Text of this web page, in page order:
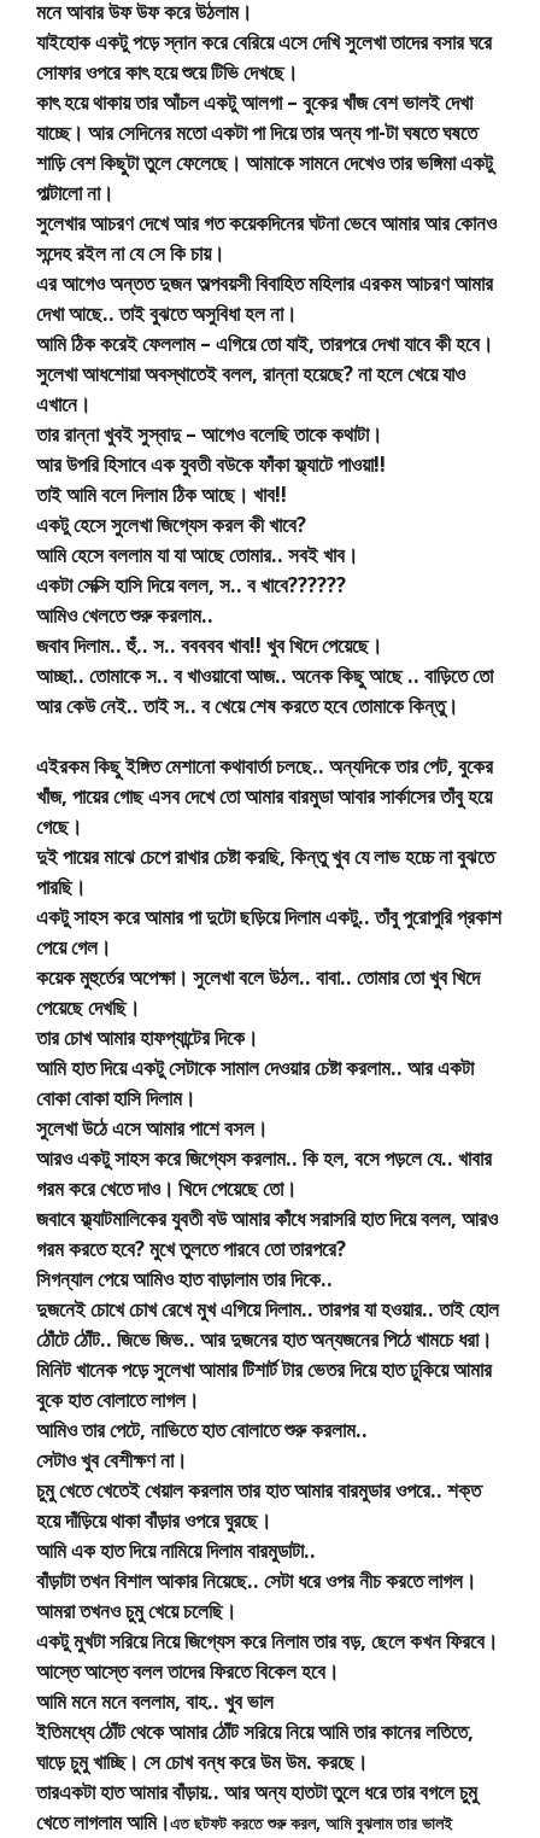
মনে আবার উফ উফ করে উঠলাম।
যাইহোক একটু পড়ে স্নান করে বেরিয়ে এসে দেখি সুলেখা তাদের বসার ঘরে
সোফার ওপরে কাৎ হয়ে শুয়ে টিভি দেখছে।
কাৎ হয়ে থাকায় তার আঁচল একটু আলগা – বুকের খাঁজ বেশ ভালই দেখা
যাচ্ছে। আর সেদিনের মতো একটা পা দিয়ে তার অন্য পা-টা ঘষতে ঘষতে
শাড়ি বেশ কিছুটা তুলে ফেলেছে। আমাকে সামনে দেখেও তার ভঙ্গিমা একটু
পাল্টালো না।
সুলেখার আচরণ দেখে আর গত কয়েকদিনের ঘটনা ভেবে আমার আর কোনও
সন্দেহ রইল না যে সে কি চায়।
এর আগেও অন্তত দুজন অল্পবয়সী বিবাহিত মহিলার এরকম আচরণ আমার
দেখা আছে.. তাই বুঝতে অসুবিধা হল না।
আমি ঠিক করেই ফেললাম – এগিয়ে তো যাই, তারপরে দেখা যাবে কী হবে।
সুলেখা আধশোয়া অবস্থাতেই বলল, রান্না হয়েছে? না হলে খেয়ে যাও
এখানে।
তার রান্না খুবই সুস্বাদু – আগেও বলেছি তাকে কথাটা।
আর উপরি হিসাবে এক যুবতী বউকে ফাঁকা ফ্ল্যাটে পাওয়া!!
তাই আমি বলে দিলাম ঠিক আছে। খাব!!
একটু হেসে সুলেখা জিগ্যেস করল কী খাবে?
আমি হেসে বললাম যা যা আছে তোমার.. সবই খাব।
একটা সেক্সি হাসি দিয়ে বলল, স.. ব খাবে??????
আমিও খেলতে শুরু করলাম..
জবাব দিলাম.. হুঁ.. স.. ববববব খাব!! খুব খিদে পেয়েছে।
আচ্ছা.. তোমাকে স.. ব খাওয়াবো আজ.. অনেক কিছু আছে .. বাড়িতে তো
আর কেউ নেই.. তাই স.. ব খেয়ে শেষ করতে হবে তোমাকে কিন্তু।
এইরকম কিছু ইঙ্গিত মেশানো কথাবার্তা চলছে.. অন্যদিকে তার পেট, বুকের
খাঁজ, পায়ের গোছ এসব দেখে তো আমার বারমুডা আবার সার্কাসের তাঁবু হয়ে
গেছে।
দুই পায়ের মাঝে চেপে রাখার চেষ্টা করছি, কিন্তু খুব যে লাভ হচ্চে না বুঝতে
পারছি।
একটু সাহস করে আমার পা দুটো ছড়িয়ে দিলাম একটু.. তাঁবু পুরোপুরি প্রকাশ
পেয়ে গেল।
কয়েক মুহুর্তের অপেক্ষা। সুলেখা বলে উঠল.. বাবা.. তোমার তো খুব খিদে
পেয়েছে দেখছি।
তার চোখ আমার হাফপ্যান্টের দিকে।
আমি হাত দিয়ে একটু সেটাকে সামাল দেওয়ার চেষ্টা করলাম.. আর একটা
বোকা বোকা হাসি দিলাম।
সুলেখা উঠে এসে আমার পাশে বসল।
আরও একটু সাহস করে জিগ্যেস করলাম.. কি হল, বসে পড়লে যে.. খাবার
গরম করে খেতে দাও। খিদে পেয়েছে তো।
জবাবে ফ্ল্যাটমালিকের যুবতী বউ আমার কাঁধে সরাসরি হাত দিয়ে বলল, আরও
গরম করতে হবে? মুখে তুলতে পারবে তো তারপরে?
সিগন্যাল পেয়ে আমিও হাত বাড়ালাম তার দিকে..
দুজনেই চোখে চোখ রেখে মুখ এগিয়ে দিলাম.. তারপর যা হওয়ার.. তাই হোল
ঠোঁটে ঠোঁট.. জিভে জিভ.. আর দুজনের হাত অন্যজনের পিঠে খামচে ধরা।
মিনিট খানেক পড়ে সুলেখা আমার টিশার্ট টার ভেতর দিয়ে হাত ঢুকিয়ে আমার
বুকে হাত বোলাতে লাগল।
আমিও তার পেটে, নাভিতে হাত বোলাতে শুরু করলাম..
সেটাও খুব বেশীক্ষণ না।
চুমু খেতে খেতেই খেয়াল করলাম তার হাত আমার বারমুডার ওপরে.. শক্ত
হয়ে দাঁড়িয়ে থাকা বাঁড়ার ওপরে ঘুরছে।
আমি এক হাত দিয়ে নামিয়ে দিলাম বারমুডাটা..
বাঁড়াটা তখন বিশাল আকার নিয়েছে.. সেটা ধরে ওপর নীচ করতে লাগল।
আমরা তখনও চুমু খেয়ে চলেছি।
একটু মুখটা সরিয়ে নিয়ে জিগ্যেস করে নিলাম তার বড়, ছেলে কখন ফিরবে।
আস্তে আস্তে বলল তাদের ফিরতে বিকেল হবে।
আমি মনে মনে বললাম, বাহ.. খুব ভাল
ইতিমধ্যে ঠোঁট থেকে আমার ঠোঁট সরিয়ে নিয়ে আমি তার কানের লতিতে,
ঘাড়ে চুমু খাচ্ছি। সে চোখ বন্ধ করে উম উম. করছে।
তারএকটা হাত আমার বাঁড়ায়.. আর অন্য হাতটা তুলে ধরে তার বগলে চুমু
খেতে লাগলাম আমি।এত ছটফট করতে শুরু করল, আমি বুঝলাম তার ভালই